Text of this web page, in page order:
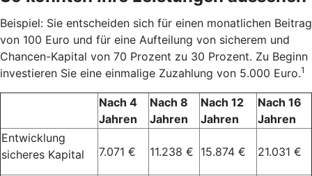
Beispiel: Sie entscheiden sich für einen monatlichen Beitrag
von 100 Euro und für eine Aufteilung von sicherem und
Chancen-Kapital von 70 Prozent zu 30 Prozent. Zu Beginn
investieren Sie eine einmalige Zuzahlung von 5.000 Euro.1
Nach 4
Jahren
Nach 8
Jahren
Nach 12
Jahren
Nach 16
Jahren
Entwicklung
sicheres Kapital
7.071 € 11.238 € 15.874 € 21.031 €